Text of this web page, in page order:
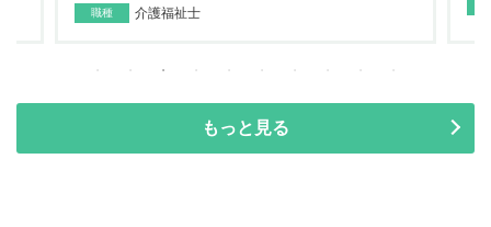
職種 介護福祉士
もっと見る